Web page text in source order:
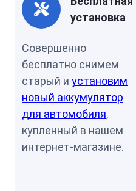
установка
Совершенно
бесплатно снимем
старый и установим
новый аккумулятор
для автомобиля,
купленный в нашем
интернет-магазине.